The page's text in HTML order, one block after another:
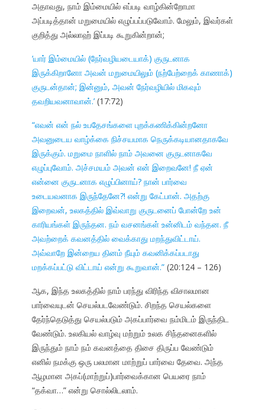
அதாவது, நாம் இம்மையில் எப்படி வாழ்கின்றோமா
அப்படித்தான் மறுமையில் எழுப்பப்படுவோம். மேலும், இவர்கள்
குறித்து அல்லாஹ் இப்படி கூறுகின்றான்;
‘யார் இம்மையில் (நேர்வழியடையாக்) குருடனாக
இருக்கிறானோ அவன் மறுமையிலும் (நற்பேற்றைக் காணாக்)
குருடன்தான்; இன்னும், அவன் நேர்வழியில் மிகவும்
தவறியவனாவான்.’ (17:72)
“எவன் என் நல் உபதேசங்களை புறக்கணிக்கின்றனோ
அவனுடைய வாழ்க்கை நிச்சயமாக நெருக்கடியானதாகவே
இருக்கும். மறுமை நாளில் நாம் அவனை குருடனாகவே
எழுப்புவோம். அச்சமயம் அவன் என் இறைவனே! நீ ஏன்
என்னை குருடனாக எழுப்பினாய்? நான் பார்வை
உடையவனாக இருந்தேனே?! என்று கேட்பான். அதற்கு
இறைவன், உலகத்தில் இவ்வாறு குருடனைப் போன்றே உன்
காரியங்கள் இருந்தன. நம் வசனங்கள் உன்னிடம் வந்தன. நீ
அவற்றைக் கவனத்தில் வைக்காது மறந்துவிட்டாய்.
அவ்வாறே இன்றைய தினம் நீயும் கவனிக்கப்படாது
மறக்கப்பட்டு விட்டாய் என்று கூறுவான்.” (20:124 – 126)
ஆக, இந்த உலகத்தில் நாம் பரந்து விரிந்த விசாலமான
பார்வையுடன் செயல்படவேண்டும். சிறந்த செயல்களை
தேர்ந்தெடுத்து செயல்படும் அகப்பார்வை நம்மிடம் இருந்திட
வேண்டும். உலகியல் வாழ்வு மற்றும் உலக சிந்தனைகளில்
இருந்தும் நாம் நம் கவனத்தை திசை திருப்ப வேண்டும்
எனில் நமக்கு ஒரு பலமான மாற்றுப் பார்வை தேவை. அந்த
ஆழமான அகப்(மாற்றுப்)பார்வைக்கான பெயரை நாம்
“தக்வா…” என்று சொல்லிடலாம்.